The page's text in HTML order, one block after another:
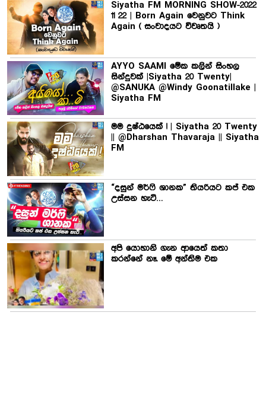
Siyatha FM MORNING SHOW-2022
11 22 | Born Again වෙනුවට Think
Again ( සංවාදයට විවෘතයි )
AYYO SAAMI මේක කලින් සිංහල
සින්දුවක් |Siyatha 20 Twenty|
@SANUKA @Windy Goonatillake |
Siyatha FM
මම දුෂ්ඨයෙක් ! | Siyatha 20 Twenty
|| @Dharshan Thavaraja || Siyatha
FM
“දසුන් මර්ෆි ශානක” තියරියට කප් එක
උස්සන හැටි…
අපි යොහානි ගැන ආයෙත් කතා
කරන්නේ නෑ. මේ අන්තිම එක